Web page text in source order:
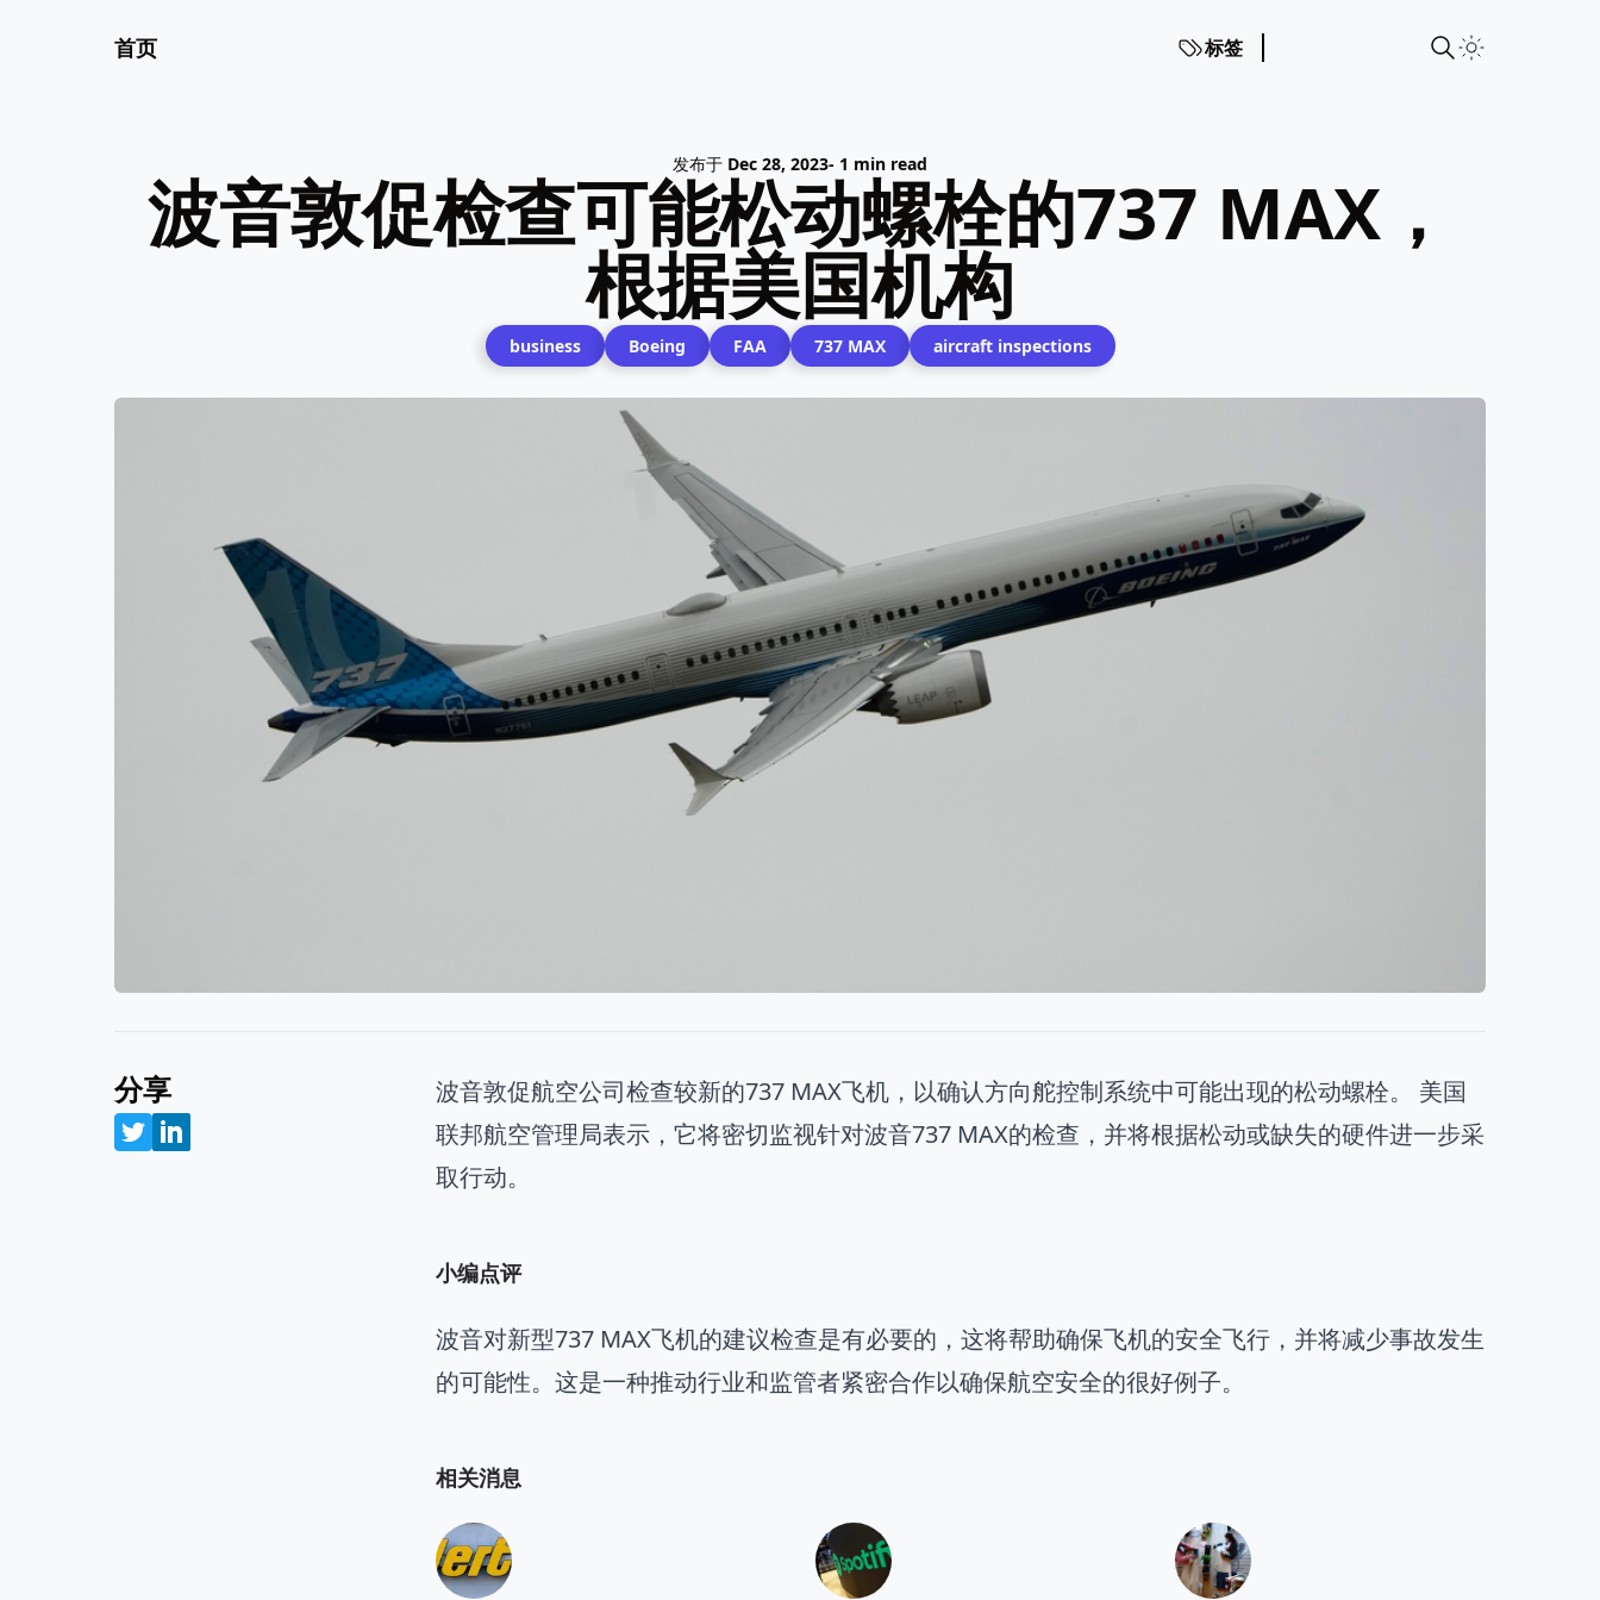
首页 标签
发布于 Dec 28, 2023- 1 min read
波音敦促检查可能松动螺栓的737 MAX，
根据美国机构
business Boeing FAA 737 MAX aircraft inspections
分享
波音敦促航空公司检查较新的737 MAX飞机，以确认方向舵控制系统中可能出现的松动螺栓。 美国
联邦航空管理局表示，它将密切监视针对波音737 MAX的检查，并将根据松动或缺失的硬件进一步采
取行动。
小编点评
波音对新型737 MAX飞机的建议检查是有必要的，这将帮助确保飞机的安全飞行，并将减少事故发生
的可能性。这是一种推动行业和监管者紧密合作以确保航空安全的很好例子。
相关消息